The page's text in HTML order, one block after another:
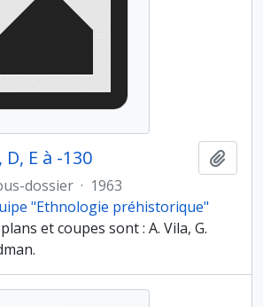
D, E à -130
dossier · 1963
"Ethnologie préhistorique"
et coupes sont : A. Vila, G.